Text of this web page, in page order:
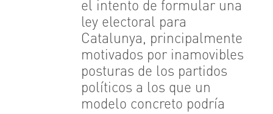
el intento de formular una
ley electoral para
Catalunya, principalmente
motivados por inamovibles
posturas de los partidos
políticos a los que un
modelo concreto podría